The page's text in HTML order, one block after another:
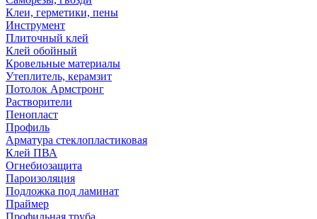
Клеи, герметики, пены
Инструмент
Плиточный клей
Клей обойный
Кровельные материалы
Утеплитель, керамзит
Потолок Армстронг
Растворители
Пенопласт
Профиль
Арматура стеклопластиковая
Клей ПВА
Огнебиозащита
Пароизоляция
Подложка под ламинат
Праймер
Профильная труба